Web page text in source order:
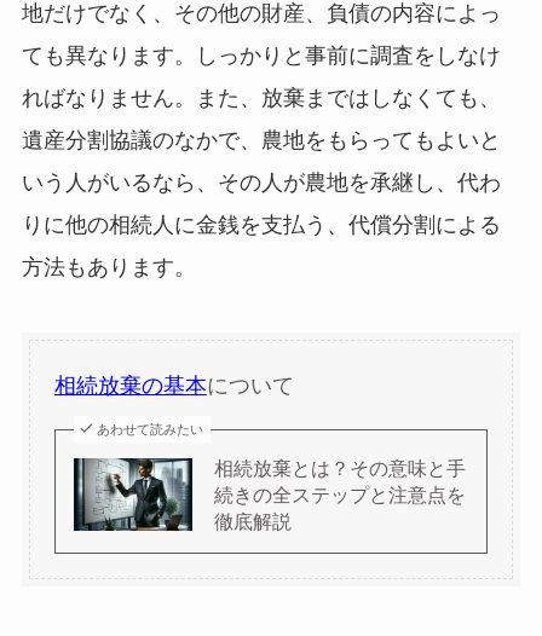
地だけでなく、その他の財産、負債の内容によっ
ても異なります。しっかりと事前に調査をしなけ
ればなりません。また、放棄まではしなくても、
遺産分割協議のなかで、農地をもらってもよいと
いう人がいるなら、その人が農地を承継し、代わ
りに他の相続人に金銭を支払う、代償分割による
方法もあります。
相続放棄の基本について
あわせて読みたい
相続放棄とは？その意味と手
続きの全ステップと注意点を
徹底解説